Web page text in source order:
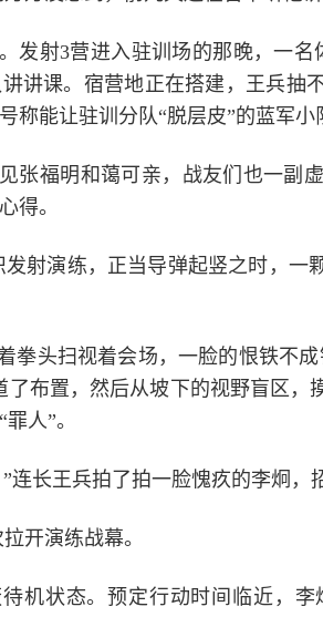
发射3营进入驻训场的那晚，一
讲课。宿营地正在搭建，王兵抽
称能让驻训分队“脱层皮”的蓝军小
张福明和蔼可亲，战友们也一副
得。
射演练，正当导弹起竖之时，一
拳头扫视着会场，一脸的恨铁不
了布置，然后从坡下的视野盲区
人”。
连长王兵拍了拍一脸愧疚的李炯，
开演练战幕。
机状态。预定行动时间临近，